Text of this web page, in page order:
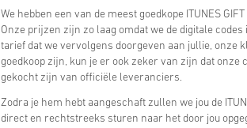
We hebben een van de meest goedkope ITUNES
Onze prijzen zijn zo laag omdat we de digitale
tarief dat we vervolgens doorgeven aan jullie, onze
goedkoop zijn, kun je er ook zeker van zijn dat onze
gekocht zijn van officiële leveranciers.
Zodra je hem hebt aangeschaft zullen we jou de
direct en rechtstreeks sturen naar het door jou